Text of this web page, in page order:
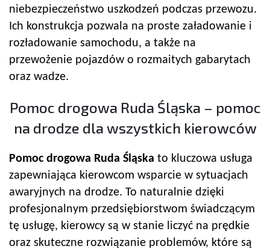
niebezpieczeństwo uszkodzeń podczas przewozu.
Ich konstrukcja pozwala na proste załadowanie i
rozładowanie samochodu, a także na
przewożenie pojazdów o rozmaitych gabarytach
oraz wadze.
Pomoc drogowa Ruda Śląska – pomoc
na drodze dla wszystkich kierowców
Pomoc drogowa Ruda Śląska to kluczowa usługa
zapewniająca kierowcom wsparcie w sytuacjach
awaryjnych na drodze. To naturalnie dzięki
profesjonalnym przedsiębiorstwom świadczącym
tę usługę, kierowcy są w stanie liczyć na prędkie
oraz skuteczne rozwiązanie problemów, które są